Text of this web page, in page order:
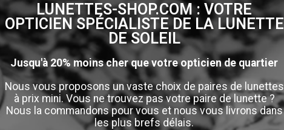
LUNETTES-SHOP.COM : VOTRE
OPTICIEN SPÉCIALISTE DE LA LUNETTE
DE SOLEIL
Jusqu'à 20% moins cher que votre opticien de quartier
Nous vous proposons un vaste choix de paires de lunettes
à prix mini. Vous ne trouvez pas votre paire de lunette ?
Nous la commandons pour vous et nous vous livrons dans
les plus brefs délais.